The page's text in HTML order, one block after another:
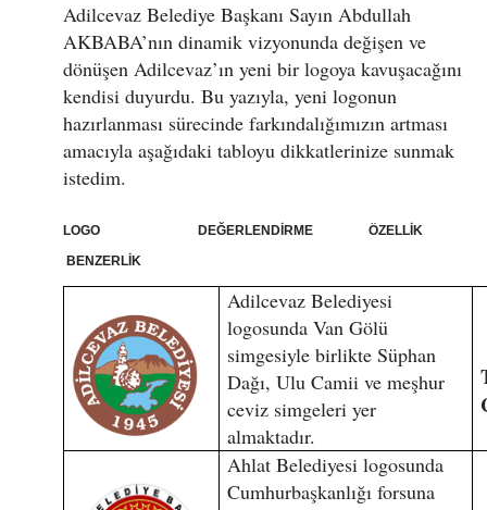
Adilcevaz Belediye Başkanı Sayın Abdullah
AKBABA’nın dinamik vizyonunda değişen ve
dönüşen Adilcevaz’ın yeni bir logoya kavuşacağını
kendisi duyurdu. Bu yazıyla, yeni logonun
hazırlanması sürecinde farkındalığımızın artması
amacıyla aşağıdaki tabloyu dikkatlerinize sunmak
istedim.
LOGO DEĞERLENDİRME ÖZELLİK
BENZERLİK
Adilcevaz Belediyesi
logosunda Van Gölü
simgesiyle birlikte Süphan
Dağı, Ulu Camii ve meşhur
ceviz simgeleri yer
almaktadır.
Ahlat Belediyesi logosunda
Cumhurbaşkanlığı forsuna